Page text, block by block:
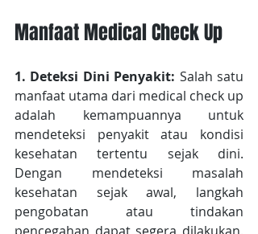
Manfaat Medical Check Up
1. Deteksi Dini Penyakit: Salah satu
manfaat utama dari medical check up
adalah kemampuannya untuk
mendeteksi penyakit atau kondisi
kesehatan tertentu sejak dini.
Dengan mendeteksi masalah
kesehatan sejak awal, langkah
pengobatan atau tindakan